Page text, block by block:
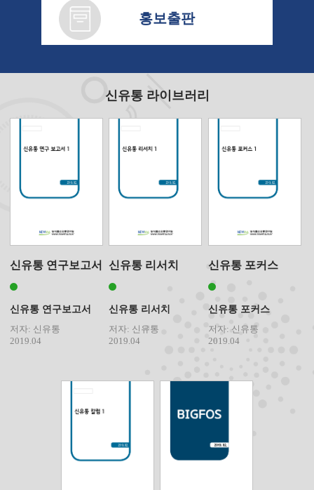
홍보출판
신유통 라이브러리
신유통 연구보고서
신유통 연구보고서
저자: 신유통
2019.04
신유통 리서치
신유통 리서치
저자: 신유통
2019.04
신유통 포커스
신유통 포커스
저자: 신유통
2019.04